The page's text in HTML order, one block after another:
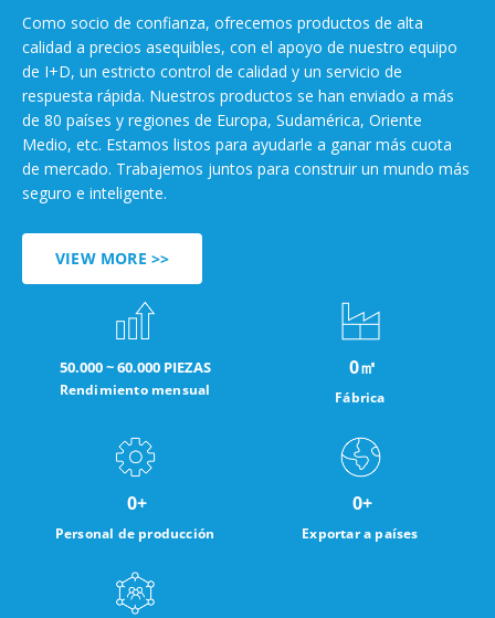
Como socio de confianza, ofrecemos productos de alta
calidad a precios asequibles, con el apoyo de nuestro equipo
de I+D, un estricto control de calidad y un servicio de
respuesta rápida. Nuestros productos se han enviado a más
de 80 países y regiones de Europa, Sudamérica, Oriente
Medio, etc. Estamos listos para ayudarle a ganar más cuota
de mercado. Trabajemos juntos para construir un mundo más
seguro e inteligente.
VIEW MORE >>
50.000 ~ 60.000 PIEZAS
Rendimiento mensual Fábrica
0㎡
Personal de producción
0+
Exportar a países
0+